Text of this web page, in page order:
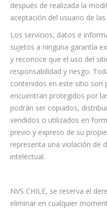
después de realizada la
aceptación del usuario de
Los servicios, datos e
sujetos a ninguna garantía
y reconoce que el uso del
responsabilidad y riesgo.
contenidos en este sitio son
encuentran protegidos por
podrán ser copiados,
vendidos o utilizados en
previo y expreso de su
representa una violación de
intelectual.
NVS CHILE, se reserva el
eliminar en cualquier